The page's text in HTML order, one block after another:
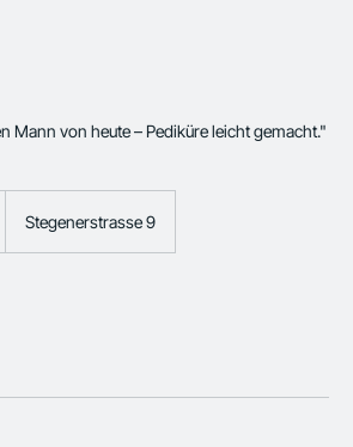
Mann von heute – Pediküre leicht gemacht."
Stegenerstrasse 9